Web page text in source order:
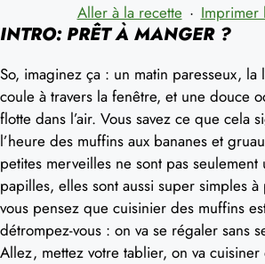
Aller à la recette · Imprimer
INTRO: PRÊT À MANGER ?
So, imaginez ça : un matin paresseux,
coule à travers la fenêtre, et une douce
flotte dans l’air. Vous savez ce que cela
l’heure des muffins aux bananes et
petites merveilles ne sont pas
papilles, elles sont aussi super simples
vous pensez que cuisinier des muffins
détrompez-vous : on va se régaler sans
Allez, mettez votre tablier, on va cuisiner